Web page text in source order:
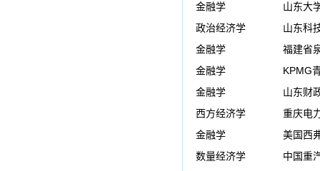
金融学
山东大
政治经济学
山东科
金融学
福建省
金融学
KPMG
金融学
山东财
西方经济学
重庆电
金融学
美国西
数量经济学
中国重